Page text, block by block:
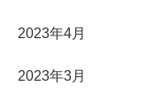
2023年4月
2023年3月